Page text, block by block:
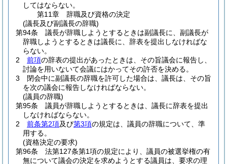
してはならない。
第11章
辞職及び資格の決定
(議長及び副議長の辞職)
第94条
議長が辞職しようとするときは副議長に、副議長が
辞職しようとするときは議長に、辞表を提出しなければな
らない。
2
前項の辞表の提出があったときは、その旨議会に報告し、
討論を用いないて会議にはかってその許否を決める。
3
閉会中に副議長の辞職を許可した場合は、議長は、その旨
を次の議会に報告しなければならない。
(議員の辞職)
第95条
議員が辞職しようとするときは、議長に辞表を提出
しなければならない。
2
前条第2項及び第3項の規定は、議員の辞職について、準
用する。
(資格決定の要求)
第96条
法第127条第1項の規定により、議員の被選挙権の有
無について議会の決定を求めようとする議員は、要求の理